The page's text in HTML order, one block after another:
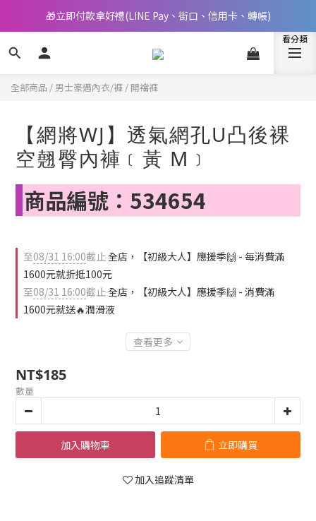
📢 邀您立即享樂，現在加入會員就送🪙80元購物金
🎁立即付款拿好禮(LINE Pay、街口、信用卡、轉帳)
📢 邀您立即享樂，現在加入會員就送🪙80元購物金
全部商品 / 男士豪邁內衣/褲 / 開襠褲
【網將WJ】透氣網孔U凸後裸
空翹臀內褲﹝黃 M﹞
商品編號：534654
至08/31 16:00截止全店，【初級大人】應援季🙌 - 每消費滿
1600元就折抵100元
至08/31 16:00截止全店，【初級大人】應援季🙌 - 消費滿
1600元就送🔥潤滑液
查看更多
NT$185
數量
加入購物車 立即購買
加入追蹤清單